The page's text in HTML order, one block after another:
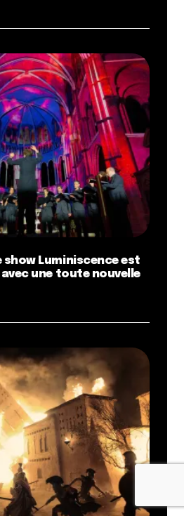
show Luminiscence est
une toute nouvelle